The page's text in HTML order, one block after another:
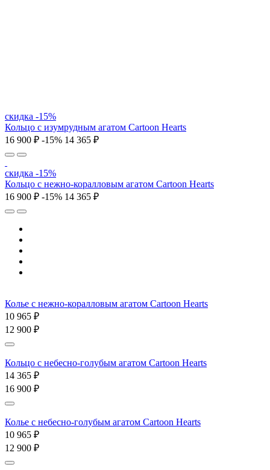
скидка -15%
Кольцо c изумрудным агатом Cartoon Hearts
16 900 ₽ -15% 14 365 ₽
скидка -15%
Кольцо c нежно-коралловым агатом Cartoon Hearts
16 900 ₽ -15% 14 365 ₽
Колье c нежно-коралловым агатом Cartoon Hearts
10 965 ₽
12 900 ₽
Кольцо c небесно-голубым агатом Cartoon Hearts
14 365 ₽
16 900 ₽
Колье c небесно-голубым агатом Cartoon Hearts
10 965 ₽
12 900 ₽